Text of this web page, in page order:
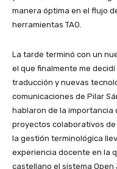
manera óptima en el flujo
herramientas TAO.
La tarde terminó con un
el que finalmente me
traducción y nuevas
comunicaciones de Pilar
hablaron de la importancia
proyectos colaborativos
la gestión terminológica
experiencia docente en la
castellano el sistema Open